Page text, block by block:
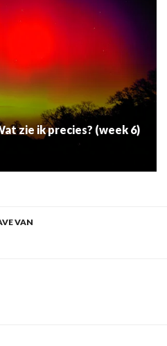
zie ik precies? (week 6)
VAN